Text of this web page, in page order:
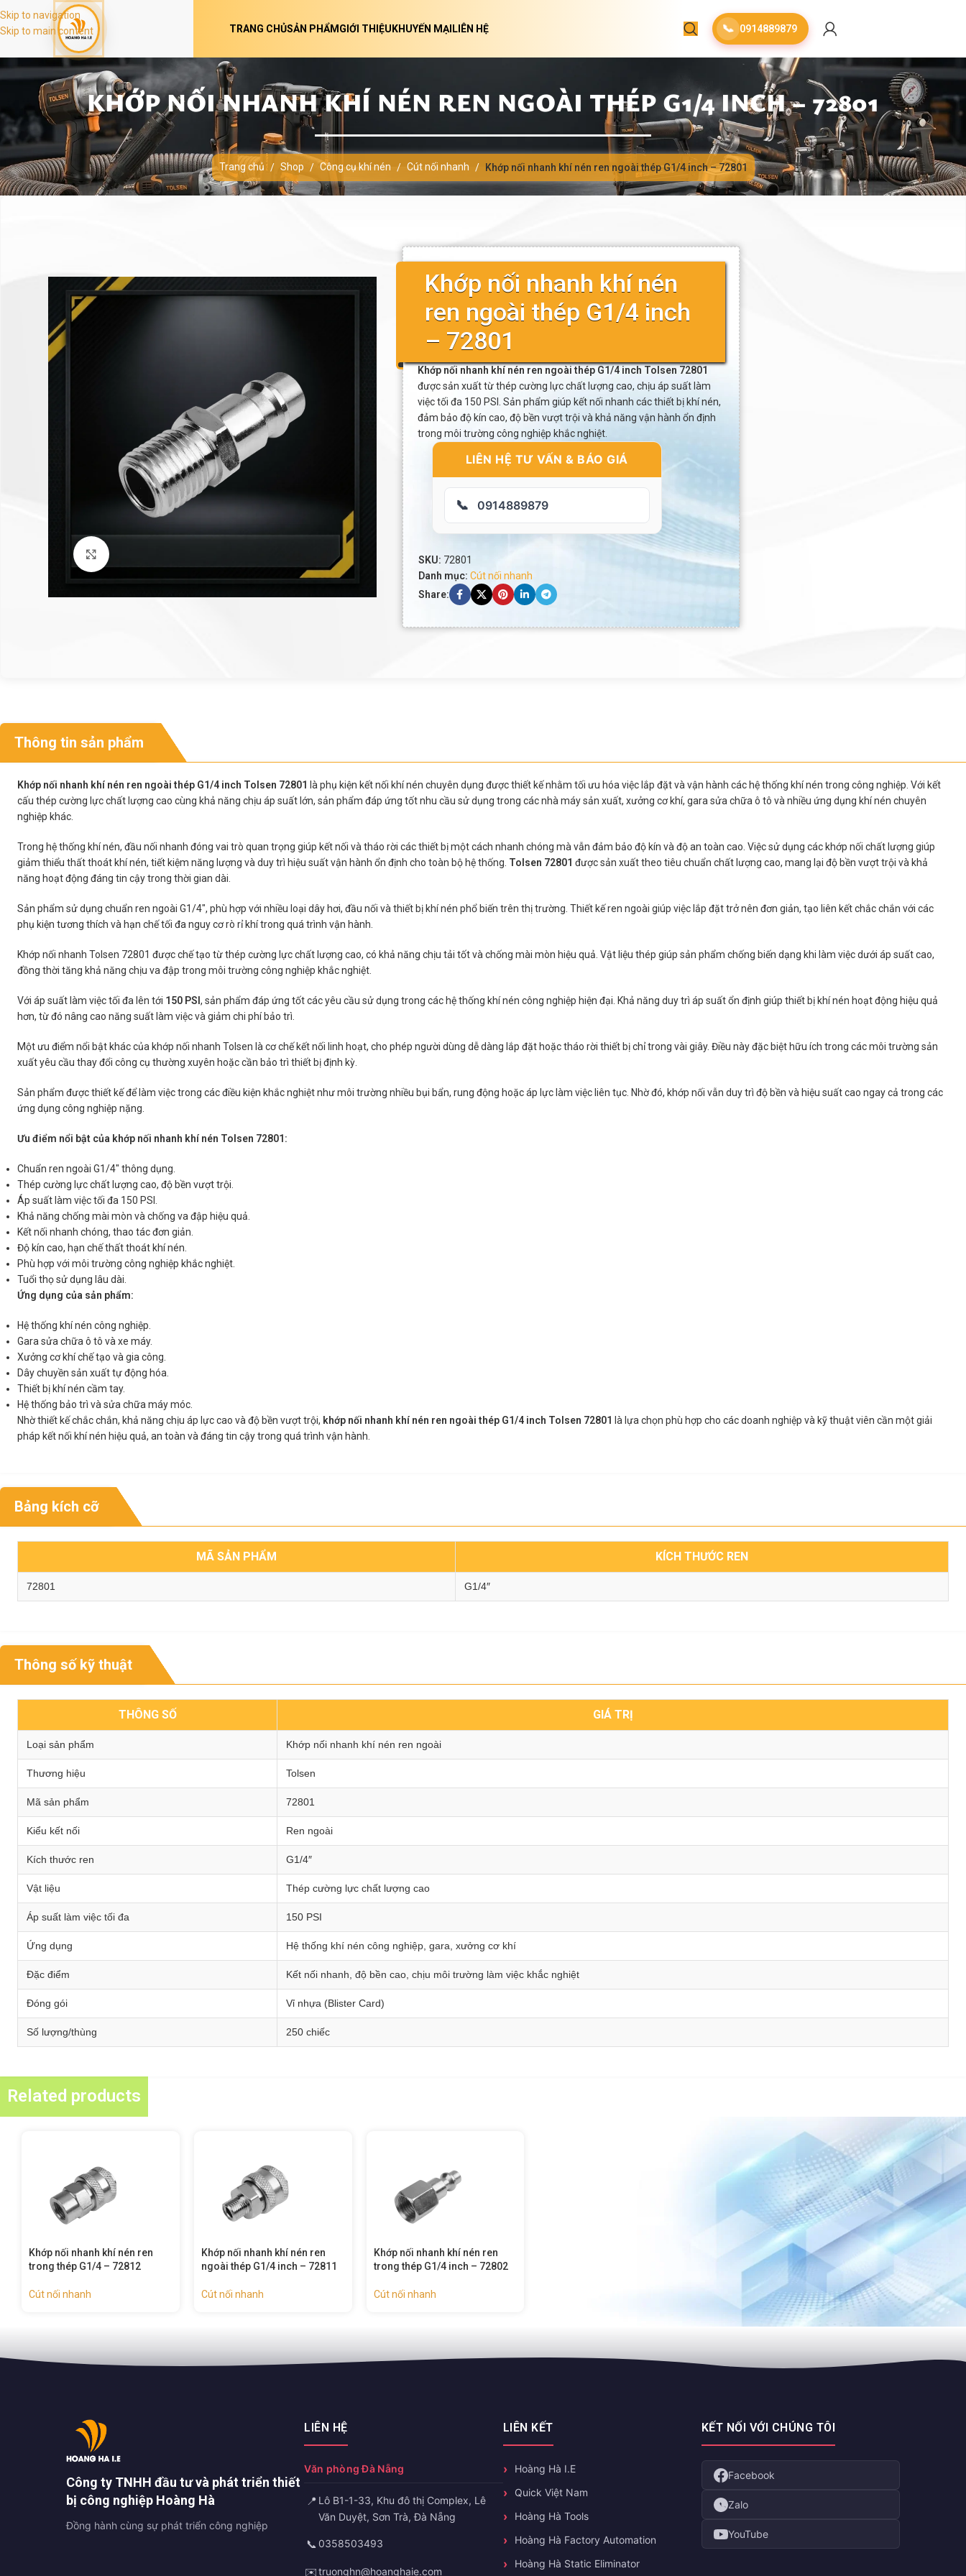
Skip to navigation
Skip to main content
TRANG CHỦSẢN PHẨMGIỚI THIỆUKHUYẾN MẠILIÊN HỆ 📞 0914889879
KHỚP NỐI NHANH KHÍ NÉN REN NGOÀI THÉP G1/4 INCH – 72801
Trang chủ / Shop / Công cụ khí nén / Cút nối nhanh / Khớp nối nhanh khí nén ren ngoài thép G1/4 inch – 72801
Khớp nối nhanh khí nén
ren ngoài thép G1/4 inch
– 72801
Khớp nối nhanh khí nén ren ngoài thép G1/4 inch Tolsen 72801
được sản xuất từ thép cường lực chất lượng cao, chịu áp suất làm
việc tối đa 150 PSI. Sản phẩm giúp kết nối nhanh các thiết bị khí nén,
đảm bảo độ kín cao, độ bền vượt trội và khả năng vận hành ổn định
trong môi trường công nghiệp khắc nghiệt.
LIÊN HỆ TƯ VẤN & BÁO GIÁ
📞 0914889879
SKU: 72801
Danh mục: Cút nối nhanh
Share:
Thông tin sản phẩm
Khớp nối nhanh khí nén ren ngoài thép G1/4 inch Tolsen 72801 là phụ kiện kết nối khí nén chuyên dụng được thiết kế nhằm tối ưu hóa việc lắp đặt và vận hành các hệ thống khí nén trong công nghiệp. Với kết
cấu thép cường lực chất lượng cao cùng khả năng chịu áp suất lớn, sản phẩm đáp ứng tốt nhu cầu sử dụng trong các nhà máy sản xuất, xưởng cơ khí, gara sửa chữa ô tô và nhiều ứng dụng khí nén chuyên
nghiệp khác.
Trong hệ thống khí nén, đầu nối nhanh đóng vai trò quan trọng giúp kết nối và tháo rời các thiết bị một cách nhanh chóng mà vẫn đảm bảo độ kín và độ an toàn cao. Việc sử dụng các khớp nối chất lượng giúp
giảm thiểu thất thoát khí nén, tiết kiệm năng lượng và duy trì hiệu suất vận hành ổn định cho toàn bộ hệ thống. Tolsen 72801 được sản xuất theo tiêu chuẩn chất lượng cao, mang lại độ bền vượt trội và khả
năng hoạt động đáng tin cậy trong thời gian dài.
Sản phẩm sử dụng chuẩn ren ngoài G1/4″, phù hợp với nhiều loại dây hơi, đầu nối và thiết bị khí nén phổ biến trên thị trường. Thiết kế ren ngoài giúp việc lắp đặt trở nên đơn giản, tạo liên kết chắc chắn với các
phụ kiện tương thích và hạn chế tối đa nguy cơ rò rỉ khí trong quá trình vận hành.
Khớp nối nhanh Tolsen 72801 được chế tạo từ thép cường lực chất lượng cao, có khả năng chịu tải tốt và chống mài mòn hiệu quả. Vật liệu thép giúp sản phẩm chống biến dạng khi làm việc dưới áp suất cao,
đồng thời tăng khả năng chịu va đập trong môi trường công nghiệp khắc nghiệt.
Với áp suất làm việc tối đa lên tới 150 PSI , sản phẩm đáp ứng tốt các yêu cầu sử dụng trong các hệ thống khí nén công nghiệp hiện đại. Khả năng duy trì áp suất ổn định giúp thiết bị khí nén hoạt động hiệu quả
hơn, từ đó nâng cao năng suất làm việc và giảm chi phí bảo trì.
Một ưu điểm nổi bật khác của khớp nối nhanh Tolsen là cơ chế kết nối linh hoạt, cho phép người dùng dễ dàng lắp đặt hoặc tháo rời thiết bị chỉ trong vài giây. Điều này đặc biệt hữu ích trong các môi trường sản
xuất yêu cầu thay đổi công cụ thường xuyên hoặc cần bảo trì thiết bị định kỳ.
Sản phẩm được thiết kế để làm việc trong các điều kiện khắc nghiệt như môi trường nhiều bụi bẩn, rung động hoặc áp lực làm việc liên tục. Nhờ đó, khớp nối vẫn duy trì độ bền và hiệu suất cao ngay cả trong các
ứng dụng công nghiệp nặng.
Ưu điểm nổi bật của khớp nối nhanh khí nén Tolsen 72801:
Chuẩn ren ngoài G1/4″ thông dụng.
Thép cường lực chất lượng cao, độ bền vượt trội.
Áp suất làm việc tối đa 150 PSI.
Khả năng chống mài mòn và chống va đập hiệu quả.
Kết nối nhanh chóng, thao tác đơn giản.
Độ kín cao, hạn chế thất thoát khí nén.
Phù hợp với môi trường công nghiệp khắc nghiệt.
Tuổi thọ sử dụng lâu dài.
Ứng dụng của sản phẩm:
Hệ thống khí nén công nghiệp.
Gara sửa chữa ô tô và xe máy.
Xưởng cơ khí chế tạo và gia công.
Dây chuyền sản xuất tự động hóa.
Thiết bị khí nén cầm tay.
Hệ thống bảo trì và sửa chữa máy móc.
Nhờ thiết kế chắc chắn, khả năng chịu áp lực cao và độ bền vượt trội, khớp nối nhanh khí nén ren ngoài thép G1/4 inch Tolsen 72801 là lựa chọn phù hợp cho các doanh nghiệp và kỹ thuật viên cần một giải
pháp kết nối khí nén hiệu quả, an toàn và đáng tin cậy trong quá trình vận hành.
Bảng kích cỡ
MÃ SẢN PHẨM KÍCH THƯỚC REN
72801 G1/4″
Thông số kỹ thuật
THÔNG SỐ GIÁ TRỊ
Loại sản phẩm Khớp nối nhanh khí nén ren ngoài
Thương hiệu Tolsen
Mã sản phẩm 72801
Kiểu kết nối Ren ngoài
Kích thước ren G1/4″
Vật liệu Thép cường lực chất lượng cao
Áp suất làm việc tối đa 150 PSI
Ứng dụng Hệ thống khí nén công nghiệp, gara, xưởng cơ khí
Đặc điểm Kết nối nhanh, độ bền cao, chịu môi trường làm việc khắc nghiệt
Đóng gói Vỉ nhựa (Blister Card)
Số lượng/thùng 250 chiếc
Related products
Khớp nối nhanh khí nén ren
trong thép G1/4 – 72812
Cút nối nhanh
Khớp nối nhanh khí nén ren
ngoài thép G1/4 inch – 72811
Cút nối nhanh
Khớp nối nhanh khí nén ren
trong thép G1/4 inch – 72802
Cút nối nhanh
Công ty TNHH đầu tư và phát triển thiết
bị công nghiệp Hoàng Hà
Đồng hành cùng sự phát triển công nghiệp
LIÊN HỆ
Văn phòng Đà Nẵng
📍 Lô B1-1-33, Khu đô thị Complex, Lê
Văn Duyệt, Sơn Trà, Đà Nẵng
📞 0358503493
✉️ truonghn@hoanghaie.com
LIÊN KẾT
Hoàng Hà I.E
Quick Việt Nam
Hoàng Hà Tools
Hoàng Hà Factory Automation
Hoàng Hà Static Eliminator
KẾT NỐI VỚI CHÚNG TÔI
Facebook
Zalo
YouTube